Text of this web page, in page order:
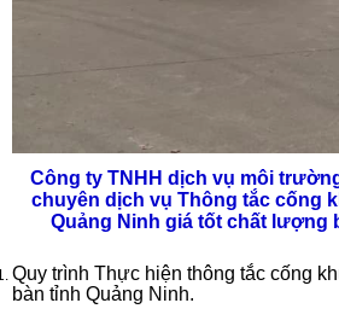
Công ty TNHH dịch vụ môi
chuyên dịch vụ Thông tắc cống
Quảng Ninh giá tốt chất lượng
Quy trình Thực hiện thông tắc cống
bàn tỉnh Quảng Ninh.